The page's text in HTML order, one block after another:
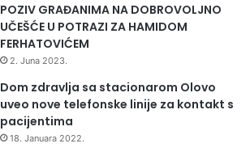
POZIV GRAĐANIMA NA DOBROVOLJNO
UČEŠĆE U POTRAZI ZA HAMIDOM
FERHATOVIĆEM
2. Juna 2023.
Dom zdravlja sa stacionarom Olovo
uveo nove telefonske linije za kontakt s
pacijentima
18. Januara 2022.